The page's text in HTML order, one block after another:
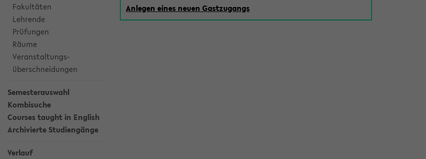
Fakultäten
Lehrende
Prüfungen
Räume
Veranstaltungs-
überschneidungen
Semesterauswahl
Kombisuche
Courses taught in English
Archivierte Studiengänge
Verlauf
Anlegen eines neuen Gastzugangs